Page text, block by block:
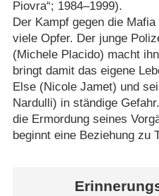
Piovra“; 1984⁠–⁠1999).
Der Kampf gegen die
viele Opfer. Der junge
(Michele Placido) macht
bringt damit das eigene
Else (Nicole Jamet) und
Nardulli) in ständige
die Ermordung seines
beginnt eine Beziehung zu